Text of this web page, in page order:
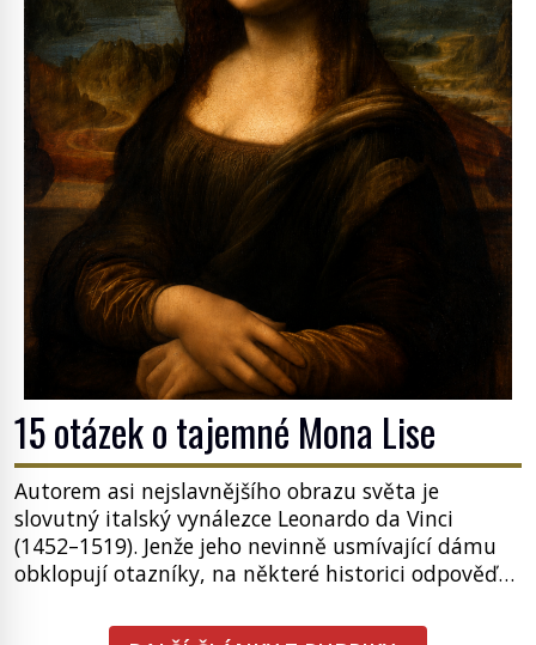
15 otázek o tajemné Mona Lise
Autorem asi nejslavnějšího obrazu světa je
slovutný italský vynálezce Leonardo da Vinci
(1452–1519). Jenže jeho nevinně usmívající dámu
obklopují otazníky, na některé historici odpověď
pověsil Napoleon? Samotný císař Napoleon